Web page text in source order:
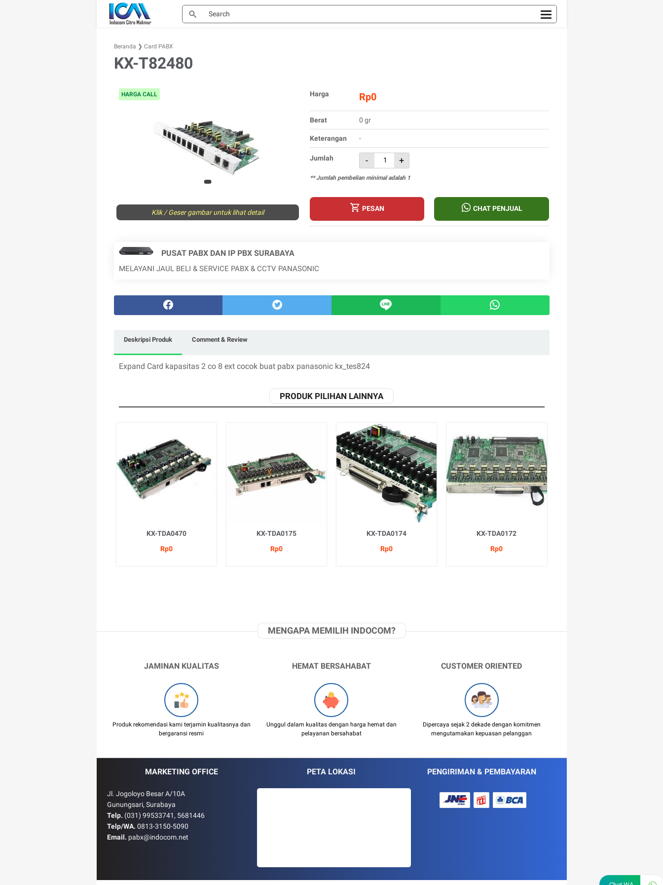
Beranda ❯ Card PABX
KX-T82480
Klik / Geser gambar untuk lihat detail
HARGA CALL Harga Rp0
Berat 0 gr
Keterangan -
Jumlah - +
** Jumlah pembelian minimal adalah 1
PESAN CHAT PENJUAL
PUSAT PABX DAN IP PBX SURABAYA
MELAYANI JAUL BELI & SERVICE PABX & CCTV PANASONIC
Deskripsi Produk Comment & Review
Expand Card kapasitas 2 co 8 ext cocok buat pabx panasonic kx_tes824
PRODUK PILIHAN LAINNYA
KX-TDA0470
Rp0
KX-TDA0175
Rp0
KX-TDA0174
Rp0
KX-TDA0172
Rp0
MENGAPA MEMILIH INDOCOM?
JAMINAN KUALITAS
Produk rekomendasi kami terjamin kualitasnya dan
bergaransi resmi
HEMAT BERSAHABAT
Unggul dalam kualitas dengan harga hemat dan
pelayanan bersahabat
CUSTOMER ORIENTED
Dipercaya sejak 2 dekade dengan komitmen
mengutamakan kepuasan pelanggan
MARKETING OFFICE
Jl. Jogoloyo Besar A/10A
Gunungsari, Surabaya
Telp. (031) 99533741, 5681446
Telp/WA. 0813-3150-5090
Email. pabx@indocom.net
PETA LOKASI PENGIRIMAN & PEMBAYARAN